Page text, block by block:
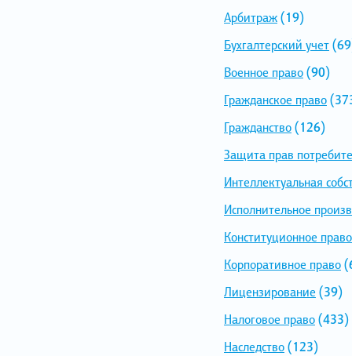
Арбитраж(19)
Бухгалтерский учет
Военное право(90)
Гражданское право
Гражданство(126)
Защита прав
Интеллектуальная
Исполнительное
Конституционное право
Корпоративное право
Лицензирование (39)
Налоговое право(433)
Наследство(123)